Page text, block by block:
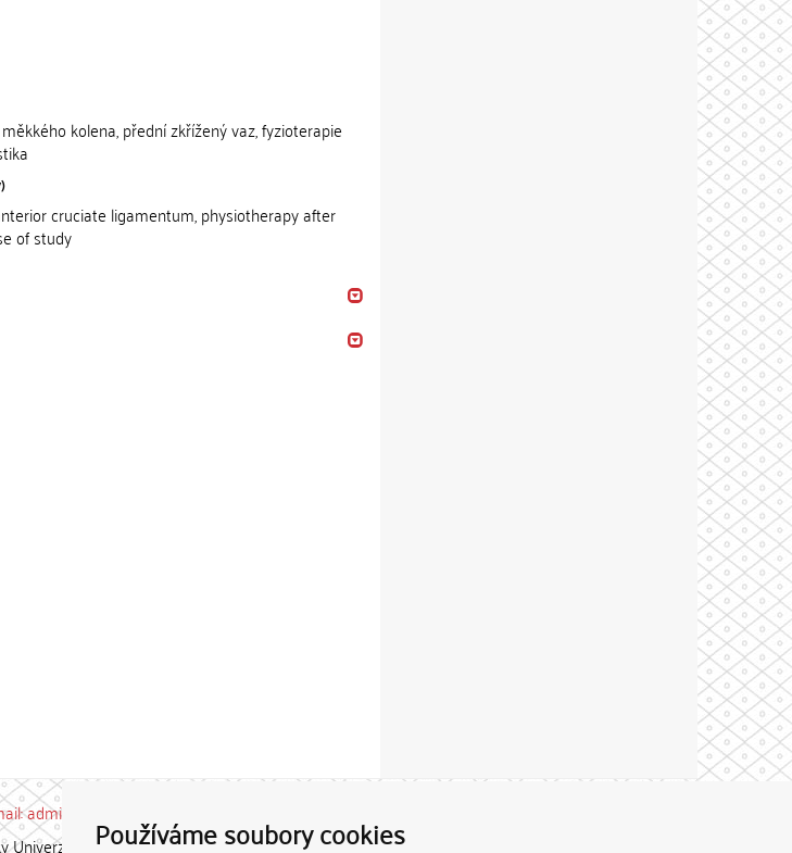
Používáme soubory cookies
kolena, přední zkřížený vaz, fyzioterapie
cruciate ligamentum, physiotherapy after
of study
admin-repozitar [at] cuni.cz
Univerzity Karlovy. / Each constituent